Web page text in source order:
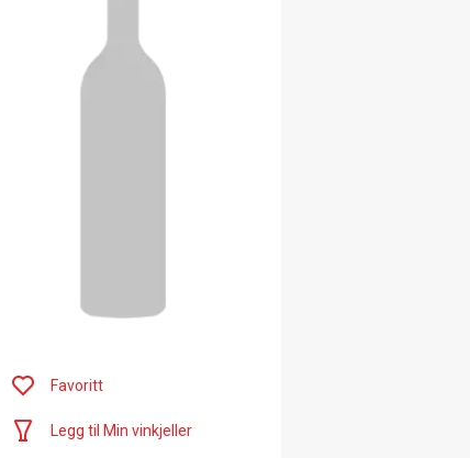
Favoritt
Legg til Min vinkjeller